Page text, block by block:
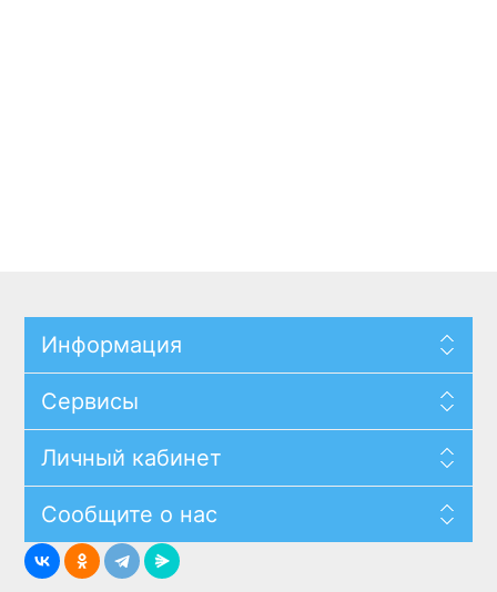
Информация
Сервисы
Личный кабинет
Сообщите о нас